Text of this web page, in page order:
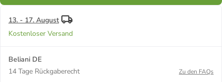
13. - 17. August
Kostenloser Versand
Beliani DE
14 Tage Rückgaberecht
Zu den FAQs